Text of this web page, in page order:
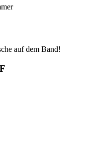
auf dem Band!